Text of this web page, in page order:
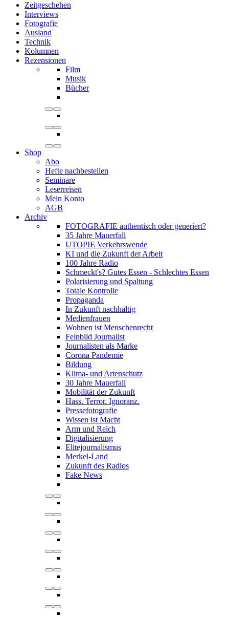
Zeitgeschehen
Interviews
Fotografie
Ausland
Technik
Kolumnen
Rezensionen
Film
Musik
Bücher
Shop
Abo
Hefte nachbestellen
Seminare
Leserreisen
Mein Konto
AGB
Archiv
FOTOGRAFIE authentisch oder generiert?
35 Jahre Mauerfall
UTOPIE Verkehrswende
KI und die Zukunft der Arbeit
100 Jahre Radio
Schmeckt's? Gutes Essen - Schlechtes Essen
Polarisierung und Spaltung
Totale Kontrolle
Propaganda
In Zukunft nachhaltig
Medienfrauen
Wohnen ist Menschenrecht
Feinbild Journalist
Journalisten als Marke
Corona Pandemie
Bildung
Klima- und Artenschutz
30 Jahre Mauerfall
Mobilität der Zukunft
Hass. Terror. Ignoranz.
Pressefotografie
Wissen ist Macht
Arm und Reich
Digitalisierung
Elitejournalismus
Merkel-Land
Zukunft des Radios
Fake News